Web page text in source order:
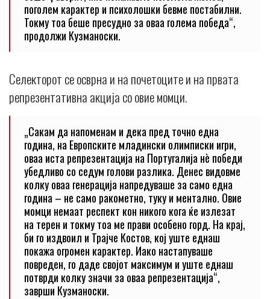
поголем карактер и психолошки бевме постабилни.
Токму тоа беше пресудно за оваа голема победа“,
продолжи Кузманоски.
Селекторот се осврна и на почетоците и на првата
репрезентативна акција со овие момци.
„Сакам да напоменам и дека пред точно една
година, на Европските младински олимписки игри,
оваа иста репрезентација на Португалија нè победи
убедливо со седум голови разлика. Денес видовме
колку оваа генерација напредуваше за само една
година – не само ракометно, туку и ментално. Овие
момци немаат респект кон никого кога ќе излезат
на терен и токму тоа ме прави особено горд. На крај,
би го издвоил и Трајче Костов, кој уште еднаш
покажа огромен карактер. Иако настапуваше
повреден, го даде својот максимум и уште еднаш
потврди колку значи за оваа репрезентација“,
заврши Кузманоски.